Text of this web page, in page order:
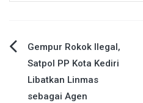
Navigasi
pos
Gempur Rokok Ilegal,
Satpol PP Kota Kediri
Libatkan Linmas
sebagai Agen